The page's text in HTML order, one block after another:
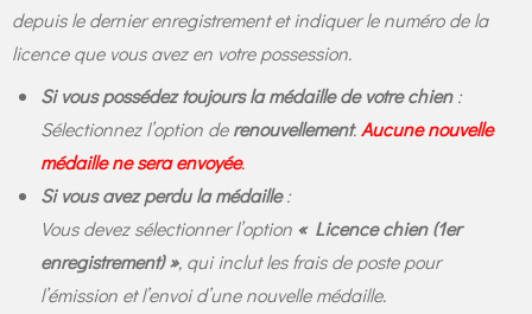
depuis le dernier enregistrement et indiquer le numéro de la
licence que vous avez en votre possession.
Si vous possédez toujours la médaille de votre chien:
Sélectionnez l’option derenouvellement.Aucune nouvelle
médaille ne sera envoyée.
Si vous avez perdu la médaille:
Vous devez sélectionner l’option « Licence chien (1er
enregistrement) », qui inclut les frais de poste pour
l’émission et l’envoi d’une nouvelle médaille.